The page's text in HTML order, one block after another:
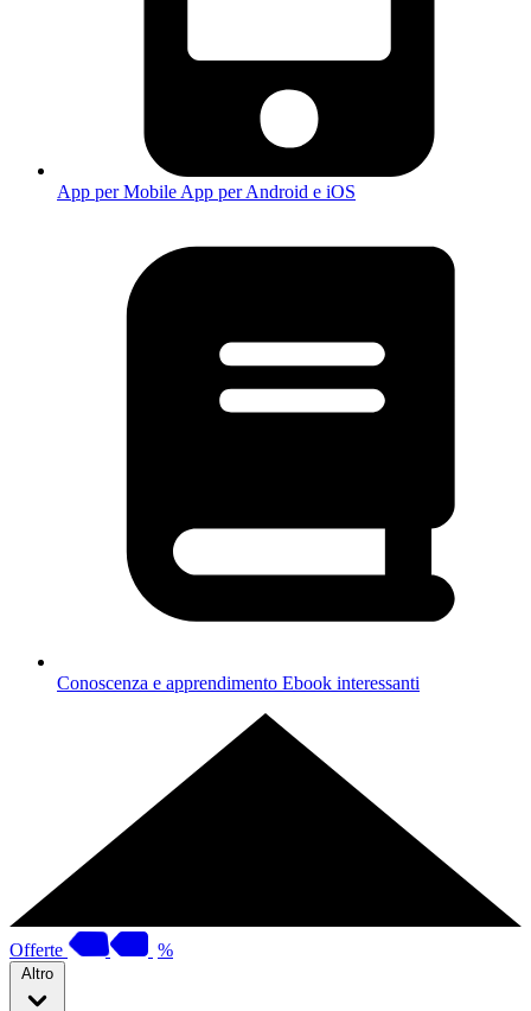
App per Mobile App per Android e iOS
Conoscenza e apprendimento Ebook interessanti
Offerte %
Altro